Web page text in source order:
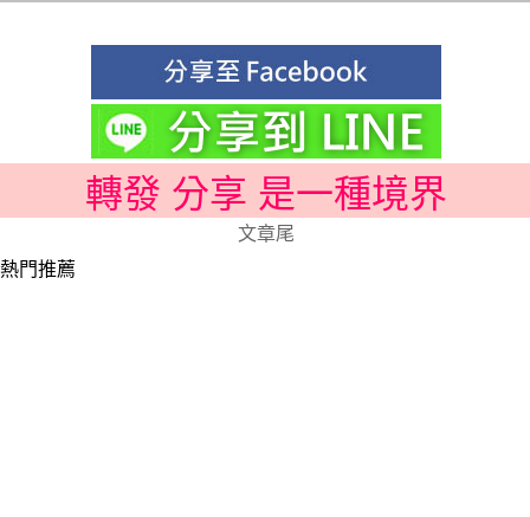
轉發 分享 是一種境界
文章尾
熱門推薦